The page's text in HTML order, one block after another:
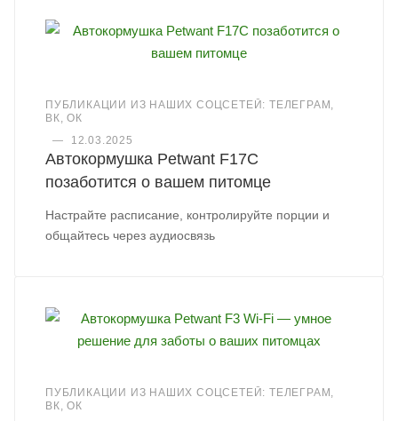
ПУБЛИКАЦИИ ИЗ НАШИХ СОЦСЕТЕЙ: ТЕЛЕГРАМ,
ВК, ОК
—
12.03.2025
Автокормушка Petwant F17C
позаботится о вашем питомце
Настрайте расписание, контролируйте порции и
общайтесь через аудиосвязь
ПУБЛИКАЦИИ ИЗ НАШИХ СОЦСЕТЕЙ: ТЕЛЕГРАМ,
ВК, ОК